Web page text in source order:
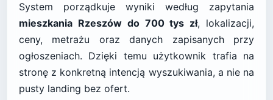
System porządkuje wyniki według zapytania
mieszkania Rzeszów do 700 tys zł, lokalizacji,
ceny, metrażu oraz danych zapisanych przy
ogłoszeniach. Dzięki temu użytkownik trafia na
stronę z konkretną intencją wyszukiwania, a nie na
pusty landing bez ofert.